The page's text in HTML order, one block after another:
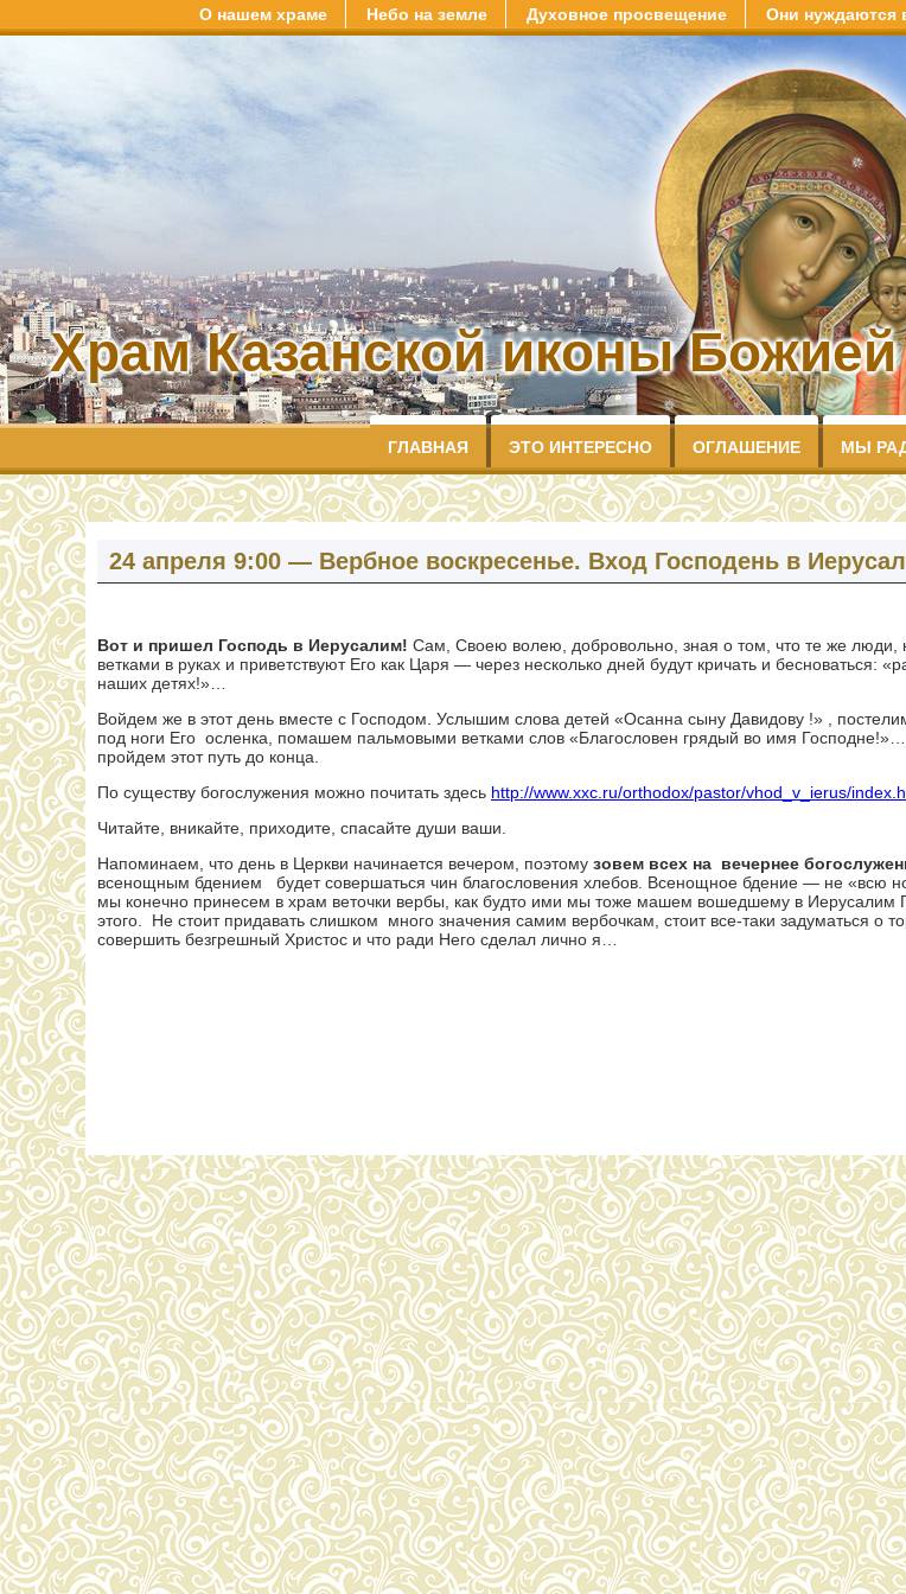
О нашем храме Небо на земле Духовное просвещение Они нуждаются
Храм Казанской иконы Божией
ГЛАВНАЯ ЭТО ИНТЕРЕСНО ОГЛАШЕНИЕ МЫ
24 апреля 9:00 — Вербное воскресенье. Вход Господень в
Вот и пришел Господь в Иерусалим! Сам, Своею волею, добровольно, зная о том, что те же люди,
ветками в руках и приветствуют Его как Царя — через несколько дней будут кричать и бесноваться:
наших детях!»…
Войдем же в этот день вместе с Господом. Услышим слова детей «Осанна сыну Давидову !» ,
под ноги Его осленка, помашем пальмовыми ветками слов «Благословен грядый во имя
пройдем этот путь до конца.
По существу богослужения можно почитать здесь http://www.xxc.ru/orthodox/pastor/vhod_v_ierus/
Читайте, вникайте, приходите, спасайте души ваши.
Напоминаем, что день в Церкви начинается вечером, поэтому зовем всех на вечернее
всенощным бдением будет совершаться чин благословения хлебов. Всенощное бдение — не «всю
мы конечно принесем в храм веточки вербы, как будто ими мы тоже машем вошедшему в Иерусалим
этого. Не стоит придавать слишком много значения самим вербочкам, стоит все-таки задуматься о
совершить безгрешный Христос и что ради Него сделал лично я…